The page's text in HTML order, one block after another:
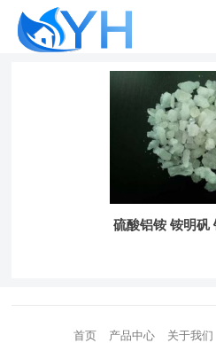
硫酸铝铵
首页 产品中心 关于我们